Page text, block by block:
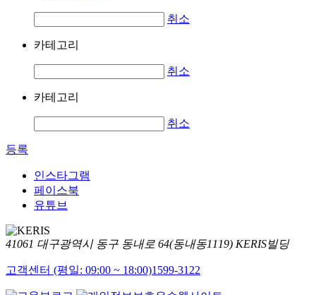
취소
카테고리
취소
카테고리
취소
등록
인스타그램
페이스북
유튜브
41061 대구광역시 동구 동내로 64(동내동1119) KERIS빌딩
고객센터 (평일: 09:00 ~ 18:00)1599-3122